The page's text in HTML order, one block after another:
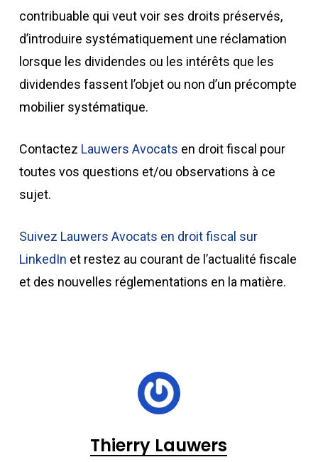
contribuable qui veut voir ses droits préservés,
d’introduire systématiquement une réclamation
lorsque les dividendes ou les intérêts que les
dividendes fassent l’objet ou non d’un précompte
mobilier systématique.
Contactez Lauwers Avocats en droit fiscal pour
toutes vos questions et/ou observations à ce
sujet.
Suivez Lauwers Avocats en droit fiscal sur
LinkedIn et restez au courant de l’actualité fiscale
et des nouvelles réglementations en la matière.
Thierry Lauwers